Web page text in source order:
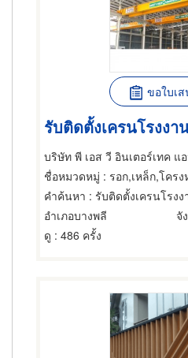
ขอใบเ
บริษัท พี เอส วี อินเตอร์เทค
ชื่อหมวดหมู่ : รอก,เหล็ก,โคร
คำค้นหา : รับติดตั้งเครนโรง
อำเภอบางพลี
จั
ดู : 486 ครั้ง